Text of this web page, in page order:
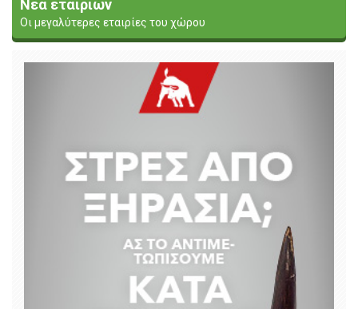
Νέα εταιριών
Οι μεγαλύτερες εταιρίες του χώρου